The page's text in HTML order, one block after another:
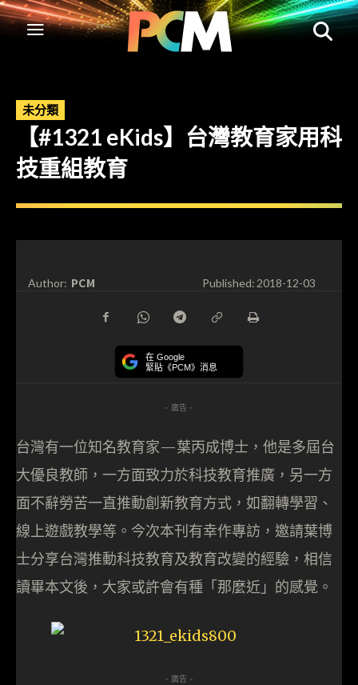
未分類
【#1321 eKids】台灣教育家用科
技重組教育
Author: PCM Published:2018-12-03
在 Google
緊貼《PCM》消息
- 廣告 -
台灣有一位知名教育家—葉丙成博士，他是多屆台
大優良教師，一方面致力於科技教育推廣，另一方
面不辭勞苦一直推動創新教育方式，如翻轉學習、
線上遊戲教學等。今次本刊有幸作專訪，邀請葉博
士分享台灣推動科技教育及教育改變的經驗，相信
讀畢本文後，大家或許會有種「那麼近」的感覺。
- 廣告 -